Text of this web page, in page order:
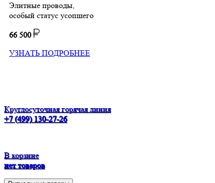
Элитные проводы,
особый статус усопшего
66 500
УЗНАТЬ ПОДРОБНЕЕ
Круглосуточная горячая линия
+7 (499) 130-27-26
В корзине
нет товаров